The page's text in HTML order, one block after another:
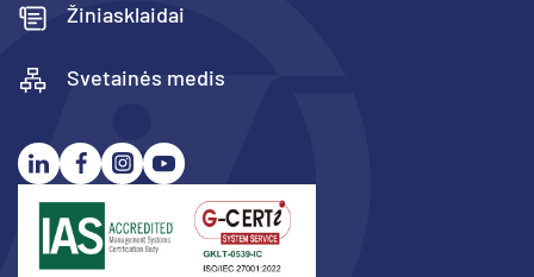
Žiniasklaidai
Svetainės medis